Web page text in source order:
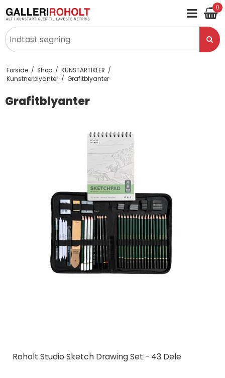
0
Forside / Shop / KUNSTARTIKLER /
Kunstnerblyanter / Grafitblyanter
Grafitblyanter
Roholt Studio Sketch Drawing Set - 43 Dele